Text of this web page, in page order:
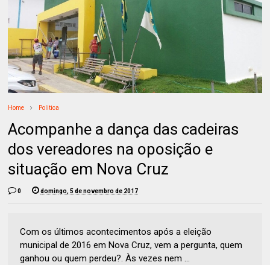
Home Politica
Acompanhe a dança das cadeiras
dos vereadores na oposição e
situação em Nova Cruz
0 domingo, 5 de novembro de 2017
Com os últimos acontecimentos após a eleição
municipal de 2016 em Nova Cruz, vem a pergunta, quem
ganhou ou quem perdeu?. Às vezes nem ...